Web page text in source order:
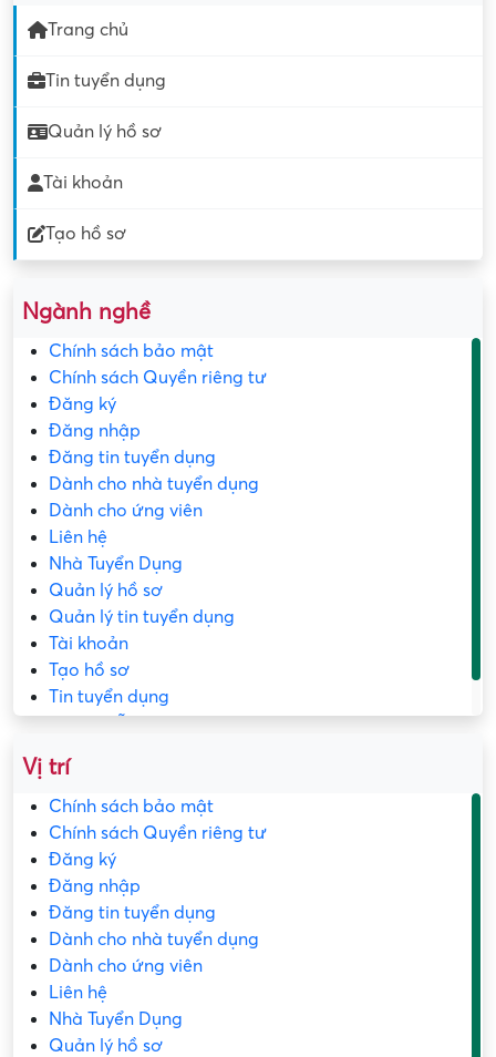
Trang chủ
Tin tuyển dụng
Quản lý hồ sơ
Tài khoản
Tạo hồ sơ
Ngành nghề
Chính sách bảo mật
Chính sách Quyền riêng tư
Đăng ký
Đăng nhập
Đăng tin tuyển dụng
Dành cho nhà tuyển dụng
Dành cho ứng viên
Liên hệ
Nhà Tuyển Dụng
Quản lý hồ sơ
Quản lý tin tuyển dụng
Tài khoản
Tạo hồ sơ
Tin tuyển dụng
Vị trí
Chính sách bảo mật
Chính sách Quyền riêng tư
Đăng ký
Đăng nhập
Đăng tin tuyển dụng
Dành cho nhà tuyển dụng
Dành cho ứng viên
Liên hệ
Nhà Tuyển Dụng
Quản lý hồ sơ